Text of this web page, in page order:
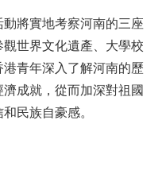
將實地考察河南的三座
世界文化遺產、大學校
青年深入了解河南的歷
成就，從而加深對祖國
民族自豪感。